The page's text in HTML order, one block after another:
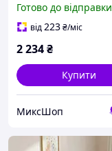
Готово до відправки
від223₴/міс
2 234₴
Купити
МиксШоп